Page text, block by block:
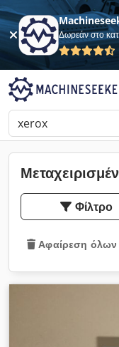
Δωρεάν στο
Φίλτρο
Αφαίρεση όλων